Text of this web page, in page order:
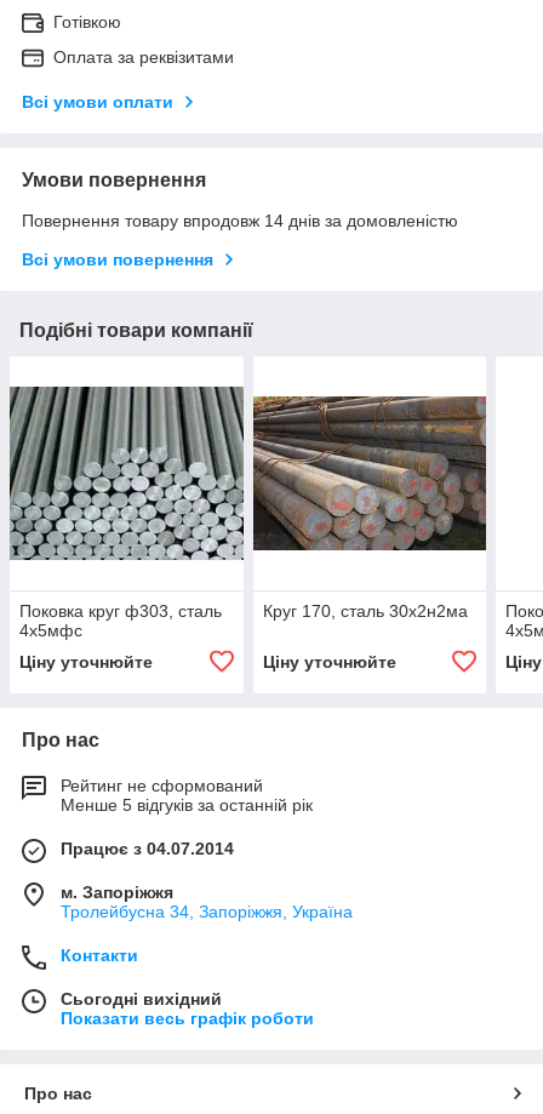
Готівкою
Оплата за реквізитами
Всі умови оплати
Умови повернення
Повернення товару впродовж 14 днів за домовленістю
Всі умови повернення
Подібні товари компанії
Поковка круг ф303, сталь
4х5мфс
Ціну уточнюйте
Круг 170, сталь 30х2н2ма
Ціну уточнюйте
Про нас
Рейтинг не сформований
Менше 5 відгуків за останній рік
Працює з 04.07.2014
м. Запоріжжя
Тролейбусна 34, Запоріжжя, Україна
Контакти
Сьогодні вихідний
Показати весь графік роботи
Про нас